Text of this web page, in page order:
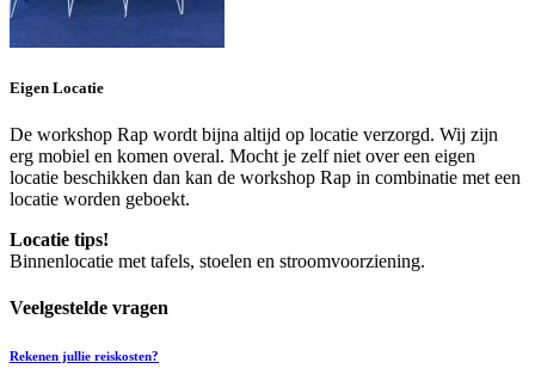
Eigen Locatie
De workshop Rap wordt bijna altijd op locatie verzorgd. Wij zijn
erg mobiel en komen overal. Mocht je zelf niet over een eigen
locatie beschikken dan kan de workshop Rap in combinatie met een
locatie worden geboekt.
Locatie tips!
Binnenlocatie met tafels, stoelen en stroomvoorziening.
Veelgestelde vragen
Rekenen jullie reiskosten?